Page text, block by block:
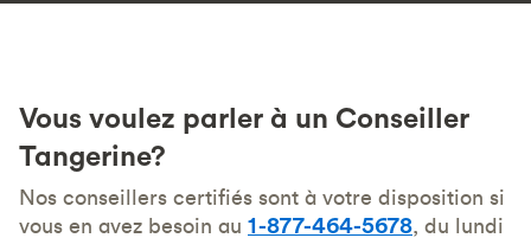
Vous voulez parler à un Conseiller
Tangerine?
Nos conseillers certifiés sont à votre disposition si
vous en avez besoin au 1-877-464-5678, du lundi